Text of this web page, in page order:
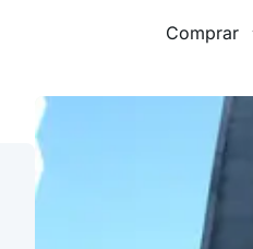
Comprar